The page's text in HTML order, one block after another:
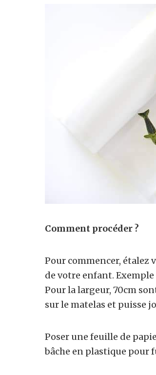
Comment procéder ?
Pour commencer, étalez
de votre enfant.
Pour la largeur, 70cm
sur le matelas et puisse
Poser une feuille de
bâche en plastique pour